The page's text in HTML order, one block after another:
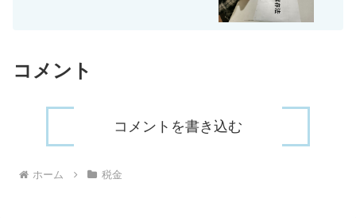
コメント
コメントを書き込む
ホーム 税金